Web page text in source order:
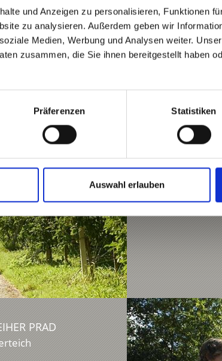
und Anzeigen zu personalisieren, Funktionen
zu analysieren. Außerdem geben wir
Medien, Werbung und Analysen weiter.
zusammen, die Sie ihnen bereitgestellt haben
Präferenzen Statistiken
Auswahl erlauben
Eine
am
214 hm
Mehr
PRAD